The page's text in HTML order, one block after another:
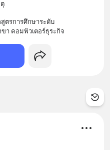
ตรการศึกษาระดับ